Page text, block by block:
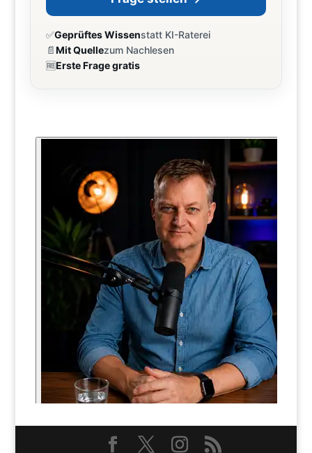
✅Geprüftes Wissenstatt KI-Raterei
📄Mit Quellezum Nachlesen
🆓Erste Frage gratis